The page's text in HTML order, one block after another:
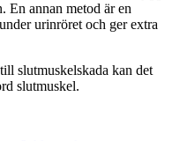
En annan metod är en
urinröret och ger extra
slutmuskelskada kan det
slutmuskel.